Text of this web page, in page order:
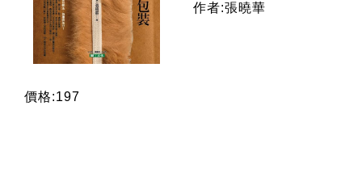
作者:張曉華
價格:197